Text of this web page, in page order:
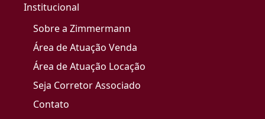
Institucional
Sobre a Zimmermann
Área de Atuação Venda
Área de Atuação Locação
Seja Corretor Associado
Contato